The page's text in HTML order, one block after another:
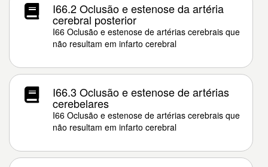
I66.2 Oclusão e estenose da artéria
cerebral posterior
I66 Oclusão e estenose de artérias cerebrais que
não resultam em infarto cerebral
I66.3 Oclusão e estenose de artérias
cerebelares
I66 Oclusão e estenose de artérias cerebrais que
não resultam em infarto cerebral